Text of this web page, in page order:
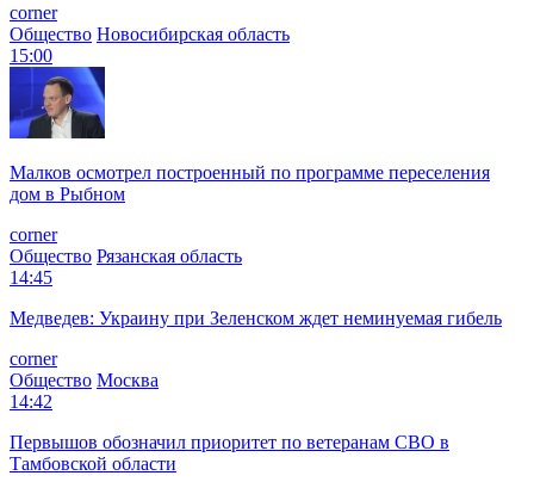
corner
Общество Новосибирская область
15:00
Малков осмотрел построенный по программе переселения
дом в Рыбном
corner
Общество Рязанская область
14:45
Медведев: Украину при Зеленском ждет неминуемая гибель
corner
Общество Москва
14:42
Первышов обозначил приоритет по ветеранам СВО в
Тамбовской области